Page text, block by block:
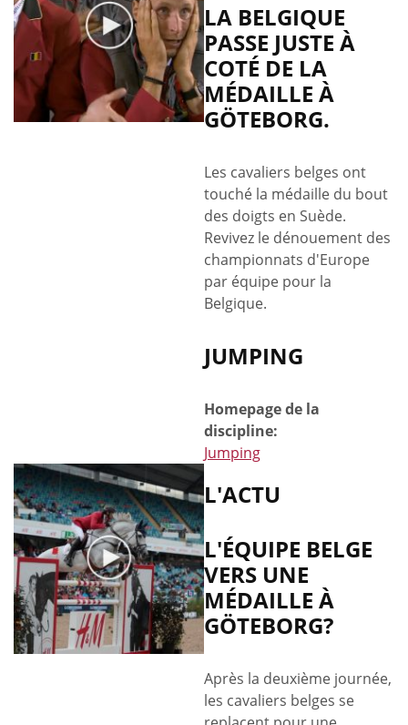
LA BELGIQUE
PASSE JUSTE À
COTÉ DE LA
MÉDAILLE À
GÖTEBORG.
Les cavaliers belges ont
touché la médaille du bout
des doigts en Suède.
Revivez le dénouement des
championnats d'Europe
par équipe pour la
Belgique.
JUMPING
Homepage de la
discipline:
Jumping
L'ACTU
L'ÉQUIPE BELGE
VERS UNE
MÉDAILLE À
GÖTEBORG?
Après la deuxième journée,
les cavaliers belges se